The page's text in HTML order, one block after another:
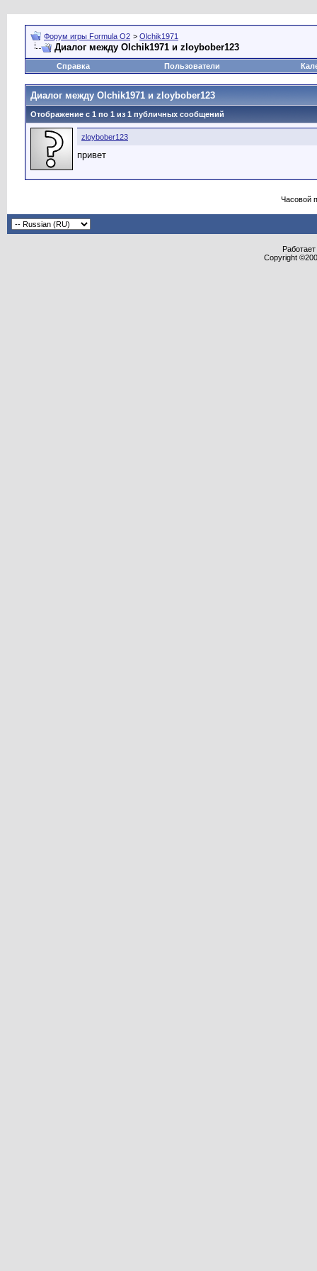
Форум игры Formula O2 > Olchik1971
Диалог между Olchik1971 и zloybober123
Справка Пользователи
Диалог между Olchik1971 и zloybober123
Отображение с 1 по 1 из 1 публичных сообщений
zloybober123
привет
Часовой
Copyright